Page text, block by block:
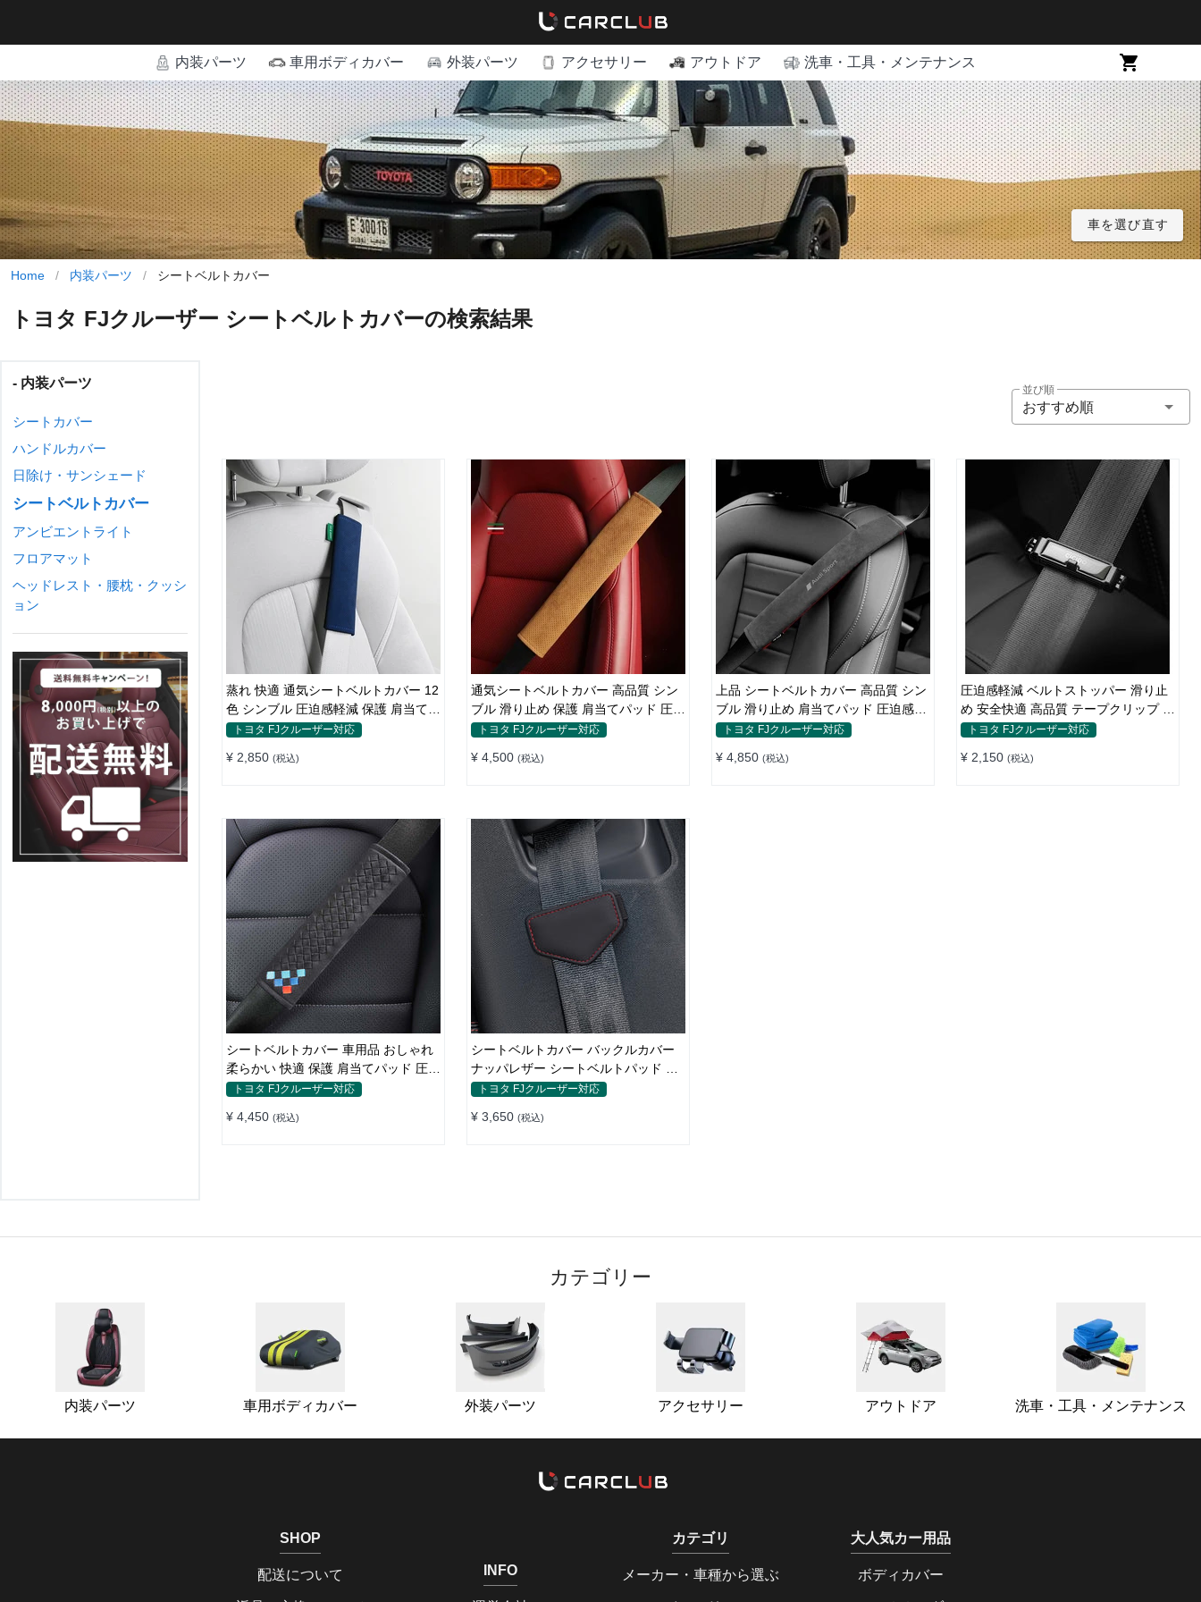
内装パーツ 車用ボディカバー 外装パーツ アクセサリー アウトドア 洗車・工具・メンテナンス
車を選び直す
Home / 内装パーツ / シートベルトカバー
トヨタ FJクルーザー シートベルトカバーの検索結果
- 内装パーツ
シートカバー
ハンドルカバー
日除け・サンシェード
シートベルトカバー
アンビエントライト
フロアマット
ヘッドレスト・腰枕・クッシ
ョン
並び順
おすすめ順
蒸れ 快適 通気シートベルトカバー 12
色 シンブル 圧迫感軽減 保護 肩当てパ
ッドトヨタ FJクルーザー対応
¥ 2,850 (税込)
通気シートベルトカバー 高品質 シン
ブル 滑り止め 保護 肩当てパッド 圧迫
感軽減
トヨタ FJクルーザー対応
¥ 4,500 (税込)
上品 シートベルトカバー 高品質 シン
ブル 滑り止め 肩当てパッド 圧迫感軽
減トヨタ FJクルーザー対応
¥ 4,850 (税込)
圧迫感軽減 ベルトストッパー 滑り止
め 安全快適 高品質 テープクリップ 快
適 2個セット
トヨタ FJクルーザー対応
¥ 2,150 (税込)
シートベルトカバー 車用品 おしゃれ
柔らかい 快適 保護 肩当てパッド 圧迫
感軽減
トヨタ FJクルーザー対応
¥ 4,450 (税込)
シートベルトカバー バックルカバー
ナッパレザー シートベルトパッド 異
音防止 傷防止 マグネット式2個
トヨタ FJクルーザー対応
¥ 3,650 (税込)
カテゴリー
内装パーツ 車用ボディカバー 外装パーツ アクセサリー アウトドア 洗車・工具・メンテナンス
SHOP
配送について INFO
カテゴリ
メーカー・車種から選ぶ
大人気カー用品
ボディカバー